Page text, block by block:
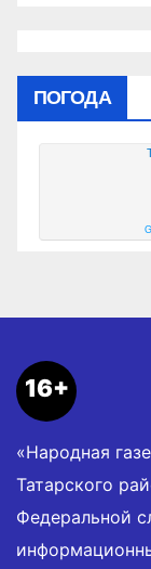
ПОГОДА
16+
«Народная
Татарского
Федеральной